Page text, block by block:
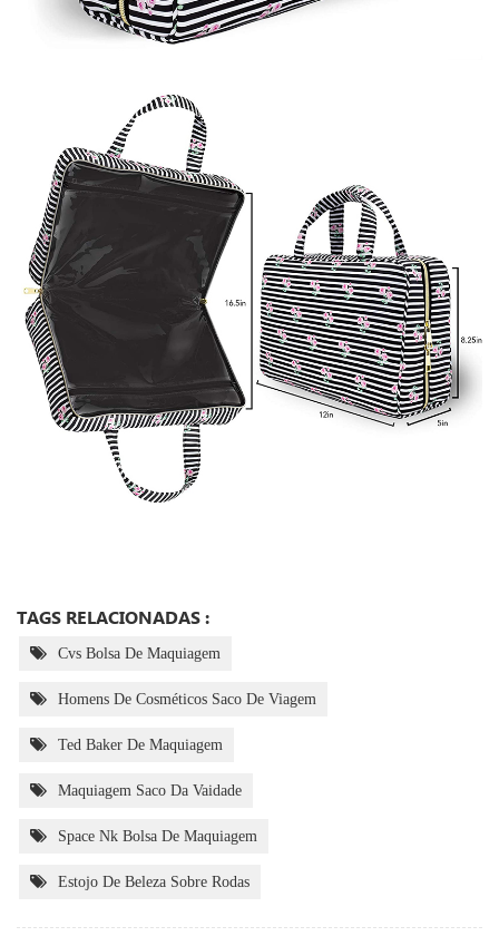
TAGS RELACIONADAS :
Cvs Bolsa De Maquiagem
Homens De Cosméticos Saco De Viagem
Ted Baker De Maquiagem
Maquiagem Saco Da Vaidade
Space Nk Bolsa De Maquiagem
Estojo De Beleza Sobre Rodas